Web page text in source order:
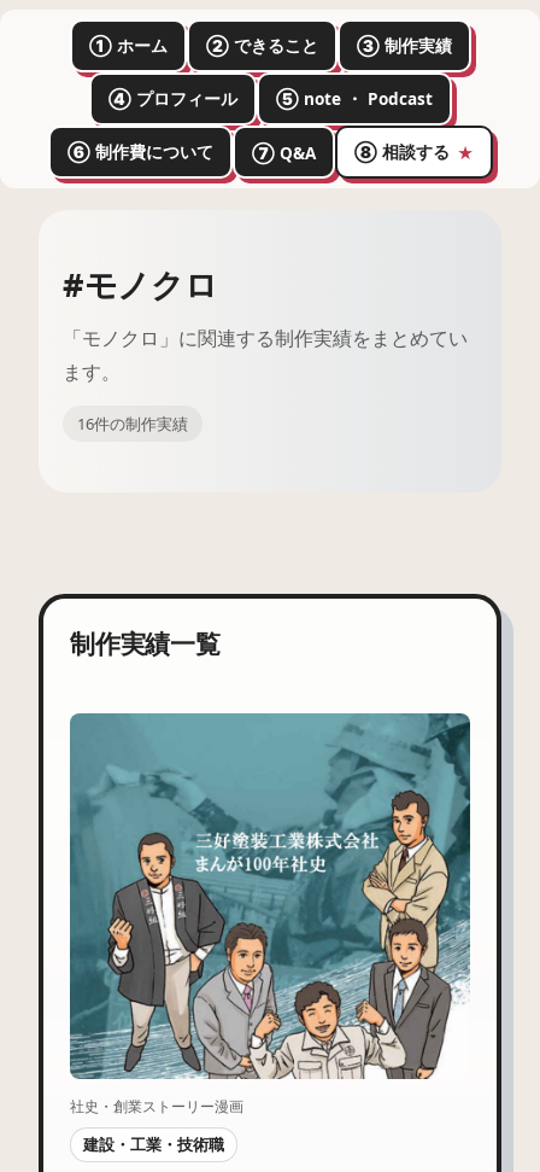
① ホーム ② できること ③ 制作実績
④ プロフィール ⑤ note ・ Podcast
⑥ 制作費について ⑦ Q&A ⑧ 相談する ★
#モノクロ
「モノクロ」に関連する制作実績をまとめてい
ます。
16件の制作実績
制作実績一覧
社史・創業ストーリー漫画
建設・工業・技術職